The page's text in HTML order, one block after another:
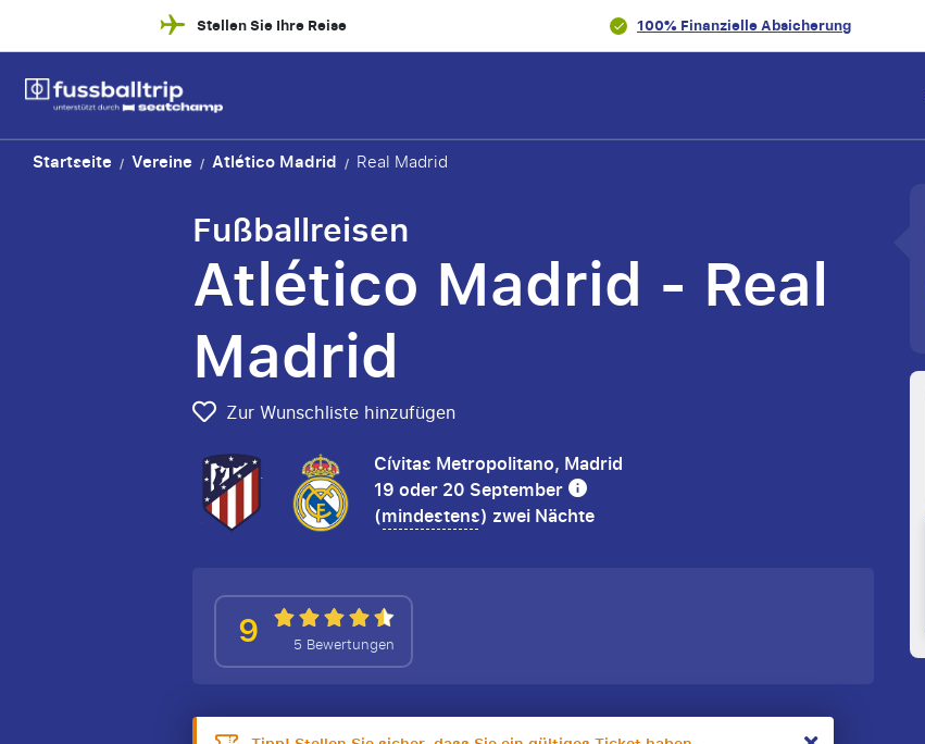
Stellen Sie Ihre Reise 100% Finanzielle Absicherung
Startseite / Vereine / Atlético Madrid / Real Madrid
Fußballreisen
Atlético Madrid - Real
Madrid
Zur Wunschliste hinzufügen
Cívitas Metropolitano, Madrid
19 oder 20 September
(mindestens) zwei Nächte
9 5 Bewertungen